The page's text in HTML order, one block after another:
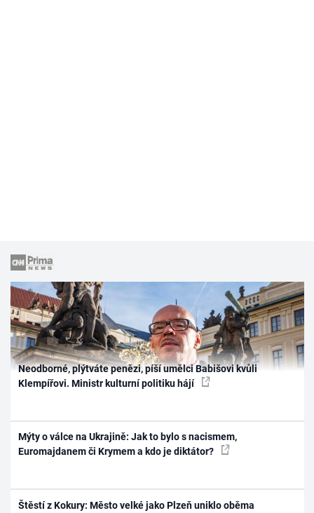
Neodborné, plýtváte penězi, píší umělci Babišovi kvůli
Klempířovi. Ministr kulturní politiku hájí
Mýty o válce na Ukrajině: Jak to bylo s nacismem,
Euromajdanem či Krymem a kdo je diktátor?
Štěstí z Kokury: Město velké jako Plzeň uniklo oběma